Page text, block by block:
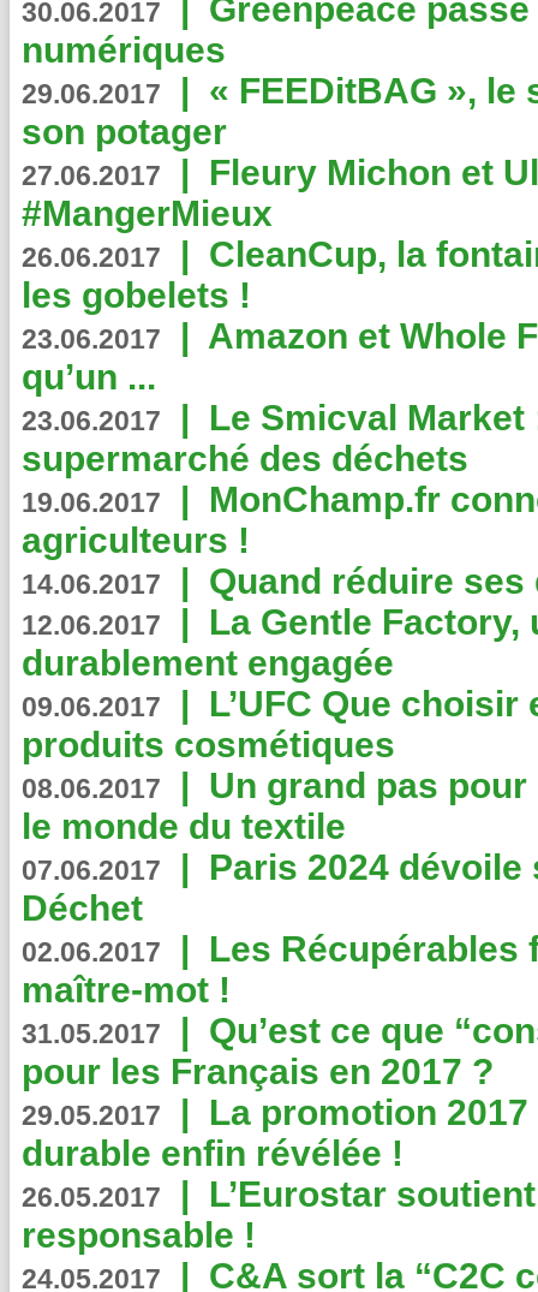
30.06.2017
Greenpeace
numériques
29.06.2017 | « FEEDitBAG », le
son potager
27.06.2017 | Fleury Michon et
#MangerMieux
26.06.2017 | CleanCup, la
les gobelets !
23.06.2017 | Amazon et Whole
qu’un ...
23.06.2017 | Le Smicval
supermarché des déchets
19.06.2017 | MonChamp.fr
agriculteurs !
14.06.2017 | Quand réduire
12.06.2017 | La Gentle
durablement engagée
09.06.2017 | L’UFC Que
produits cosmétiques
08.06.2017 | Un grand pas
le monde du textile
07.06.2017 | Paris 2024
Déchet
02.06.2017 | Les Récupérables
maître-mot !
31.05.2017 | Qu’est ce que
pour les Français en 2017 ?
29.05.2017 | La promotion
durable enfin révélée !
26.05.2017 | L’Eurostar
responsable !
24.05.2017 | C&A sort la “C2C